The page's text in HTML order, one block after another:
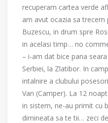
recuperam cartea verde
am avut ocazia sa
Buzescu, in drum spre
in acelasi timp… no
– i-am dat bice pana
Serbiei, la Zlatibor. In
intalnire a clubului
Van (Camper). La 12
in sistem, ne-au primit cu
dimineata sa te tii… zeci